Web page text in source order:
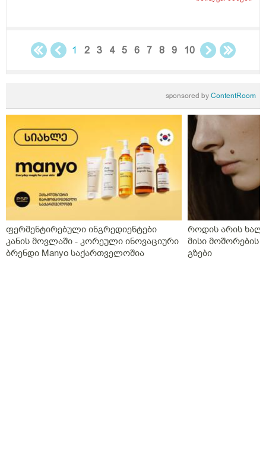
1 2 3 4 5 6 7 8 9 10
sponsored byContentRoom
ფერმენტირებული ინგრედიენტები
კანის მოვლაში - კორეული ინოვაციური
ბრენდი Manyo საქართველოშია
როდის არის
მისი მოშორების
გზები